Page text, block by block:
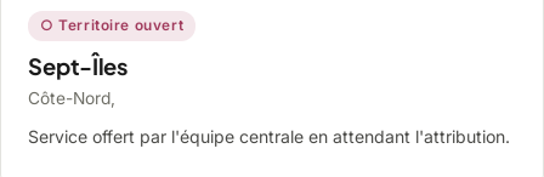
○ Territoire ouvert
Sept-Îles
Côte-Nord,
Service offert par l'équipe centrale en attendant l'attribution.